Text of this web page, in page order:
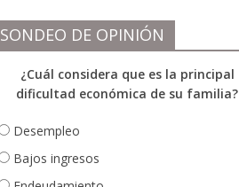
SONDEO DE OPINIÓN
¿Cuál considera que es la principal
dificultad económica de su familia?
Desempleo
Bajos ingresos